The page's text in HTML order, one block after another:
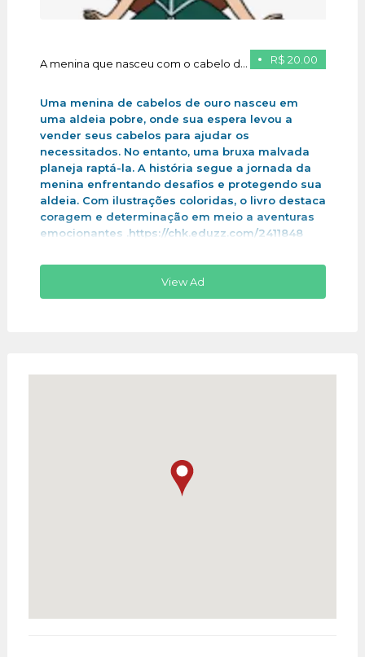
R$ 20.00
A menina que nasceu com o cabelo de ouro
Uma menina de cabelos de ouro nasceu em
uma aldeia pobre, onde sua espera levou a
vender seus cabelos para ajudar os
necessitados. No entanto, uma bruxa malvada
planeja raptá-la. A história segue a jornada da
menina enfrentando desafios e protegendo sua
aldeia. Com ilustrações coloridas, o livro destaca
coragem e determinação em meio a aventuras
emocionantes .https://chk.eduzz.com/2411848
View Ad